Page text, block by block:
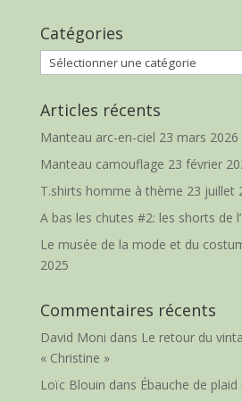
Catégories
Catégories
Articles récents
Manteau arc-en-ciel 23 mars 2026
Manteau camouflage 23 février
T.shirts homme à thème 23 juillet
A bas les chutes #2: les shorts de
Le musée de la mode et du
2025
Commentaires récents
David Moni dans Le retour du
« Christine »
Loïc Blouin dans Ébauche de